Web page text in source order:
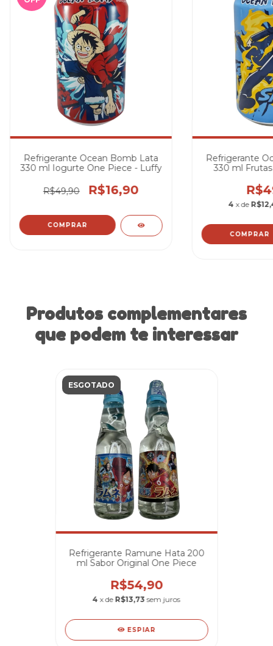
Refrigerante Ocean Bomb Lata
330 ml Iogurte One Piece - Luffy
R$49,90 R$16,90
Refrigerante
330 ml
4 x de
Produtos complementares
que podem te interessar
ESGOTADO
Refrigerante Ramune Hata 200
ml Sabor Original One Piece
R$54,90
4 x de R$13,73 sem juros
ESPIAR